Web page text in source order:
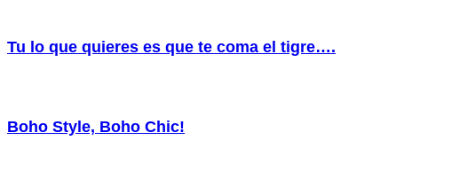
Tu lo que quieres es que te coma el tigre….
Boho Style, Boho Chic!